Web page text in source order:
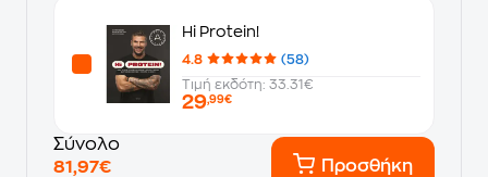
Hi Protein!
4.8
(58)
Τιμή εκδότη: 33.31€
29,99€
Σύνολο
81,97€
Προσθήκη